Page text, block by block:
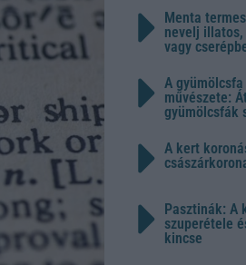
Menta
nevelj
vagy
A
művészete:
gyümölcsfák
A kert
Pasztinák: A
szuperétele
kincse